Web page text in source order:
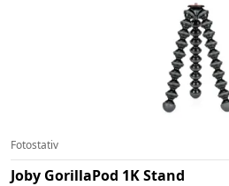
Fotostativ
Joby GorillaPod 1K Stand